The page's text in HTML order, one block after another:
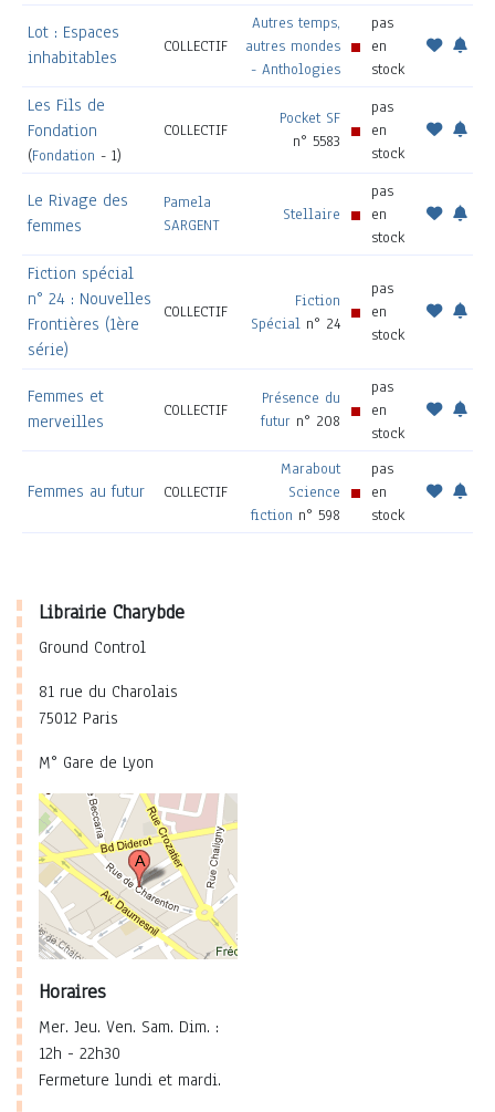
Lot : Espaces
inhabitables
COLLECTIF
Autres temps,
autres mondes
- Anthologies
pas
en
stock
Les Fils de
Fondation
(Fondation - 1)
COLLECTIF
Pocket SF
n° 5583
pas
en
stock
Le Rivage des
femmes
Pamela
SARGENT
Stellaire
pas
en
stock
Fiction spécial
n° 24 : Nouvelles
Frontières (1ère
série)
COLLECTIF
Fiction
Spécial n° 24
pas
en
stock
Femmes et
merveilles
COLLECTIF
Présence du
futur n° 208
pas
en
stock
Femmes au futur COLLECTIF
Marabout
Science
fiction n° 598
pas
en
stock
Librairie Charybde
Ground Control
81 rue du Charolais
75012 Paris
M° Gare de Lyon
Horaires
Mer. Jeu. Ven. Sam. Dim. :
12h - 22h30
Fermeture lundi et mardi.